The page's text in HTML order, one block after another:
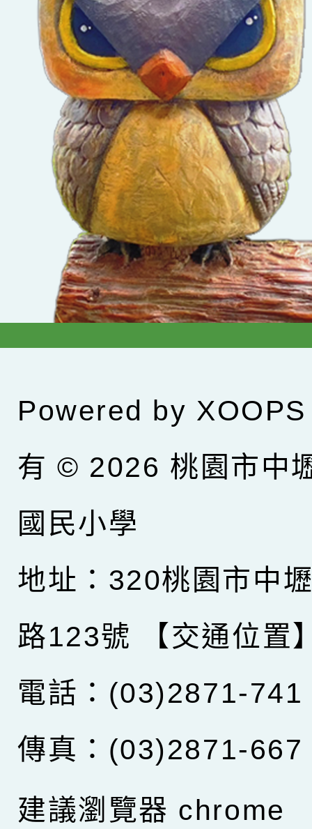
Powered by XOOPS
有 © 2026 桃園市中
國民小學
地址：320桃園市中
路123號
【交通位置
電話：(03)2871-741
傳真：(03)2871-667
建議瀏覽器 chrome